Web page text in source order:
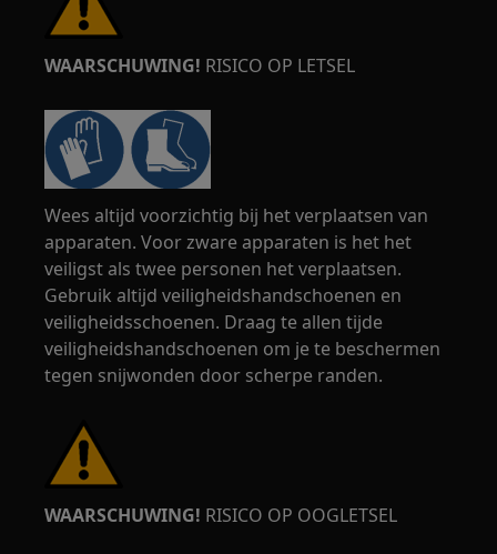
WAARSCHUWING! RISICO OP LETSEL
Wees altijd voorzichtig bij het verplaatsen van
apparaten. Voor zware apparaten is het het
veiligst als twee personen het verplaatsen.
Gebruik altijd veiligheidshandschoenen en
veiligheidsschoenen. Draag te allen tijde
veiligheidshandschoenen om je te beschermen
tegen snijwonden door scherpe randen.
WAARSCHUWING! RISICO OP OOGLETSEL